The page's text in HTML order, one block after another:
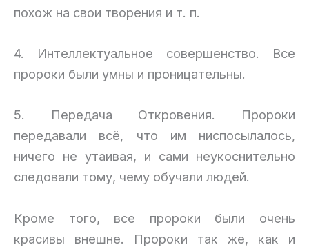
похож на свои творения и т. п.
4. Интеллектуальное совершенство. Все
пророки были умны и проницательны.
5. Передача Откровения. Пророки
передавали всё, что им ниспосылалось,
ничего не утаивая, и сами неукоснительно
следовали тому, чему обучали людей.
Кроме того, все пророки были очень
красивы внешне. Пророки так же, как и